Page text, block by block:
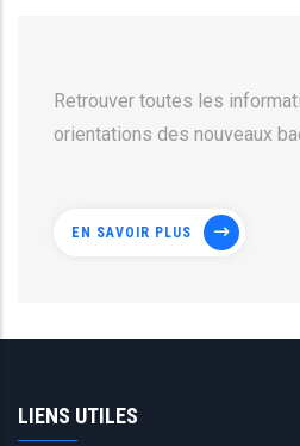
Retrouver toutes les
orientations des nouveaux
EN SAVOIR PLUS
LIENS UTILES